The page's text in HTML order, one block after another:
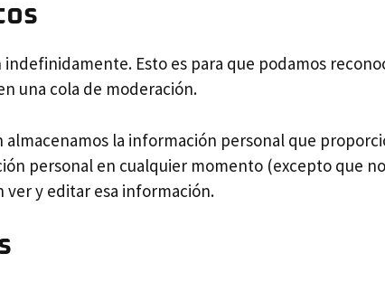
Esto es para que podamos
una cola de moderación.
la información personal que
personal en cualquier momento (excepto que
y editar esa información.